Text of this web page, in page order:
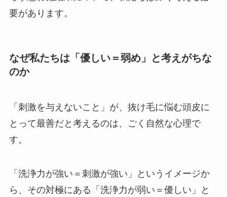
要があります。
なぜ私たちは「優しい＝弱め」と考えがちな
のか
「刺激を与えないこと」が、抜け毛に悩む頭皮に
とって最善だと考えるのは、ごく自然な心理で
す。
「洗浄力が強い＝刺激が強い」というイメージか
ら、その対極にある「洗浄力が弱い＝優しい」と